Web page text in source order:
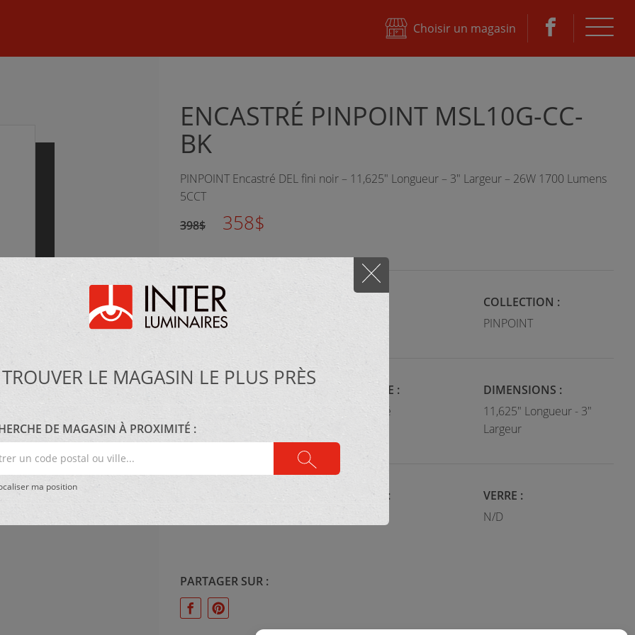
TROUVER LE MAGASIN LE PLUS PRÈS
DE MAGASIN À PROXIMITÉ :
ma position
Choisir un magasin
ENCASTRÉ PINPOINT MSL10G-CC-
BK
PINPOINT Encastré DEL fini noir – 11,625" Longueur – 3" Largeur – 26W 1700 Lumens
5CCT
398$
358$
FOURNISSEUR :
Dals
COLLECTION :
PINPOINT
CATÉGORIE :
Commodité
DIMENSIONS :
11,625" Longueur - 3"
Largeur
COULEUR :
VERRE :
N/D
PARTAGER SUR :